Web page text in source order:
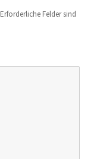
Erforderliche Felder sind